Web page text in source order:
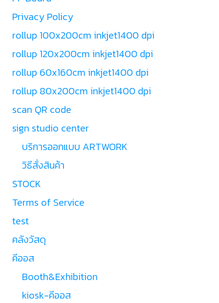
Privacy Policy
rollup 100x200cm inkjet1400 dpi
rollup 120x200cm inkjet1400 dpi
rollup 60x160cm inkjet1400 dpi
rollup 80x200cm inkjet1400 dpi
scan QR code
sign studio center
บริการออกแบบ ARTWORK
วิธีสั่งสินค้า
STOCK
Terms of Service
test
คลังวัสดุ
คีออส
Booth&Exhibition
kiosk-คีออส